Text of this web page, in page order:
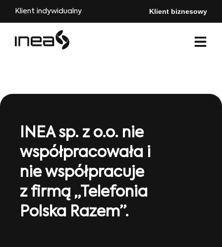
Klient indywidualny Klient biznesowy
INEA sp. z o.o. nie
współpracowała i
nie współpracuje
z firmą „Telefonia
Polska Razem”.